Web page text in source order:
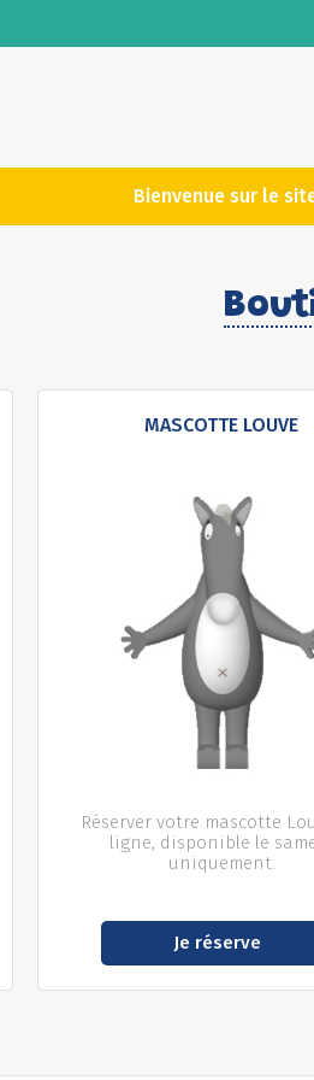
Bienvenue sur le
MASCOTTE LOUVE
Réserver votre mascotte
ligne, disponible le
uniquement.
Je réserve